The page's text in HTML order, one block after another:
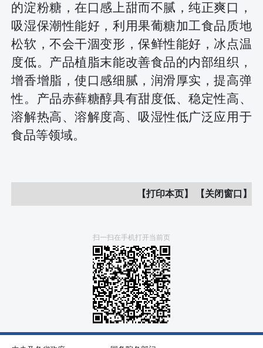
的淀粉糖，在口感上甜而不腻，纯正爽口，
吸湿保潮性能好，利用果葡糖加工食品质地
松软，不会干涸变形，保鲜性能好，冰点温
度低。产品植脂末能改善食品的内部组织，
增香增脂，使口感细腻，润滑厚实，提高弹
性。产品赤藓糖醇具有甜度低、稳定性高、
溶解热高、溶解度高、吸湿性低广泛应用于
食品等领域。
【打印本页】 【关闭窗口】
扫一扫在手机打开当前页